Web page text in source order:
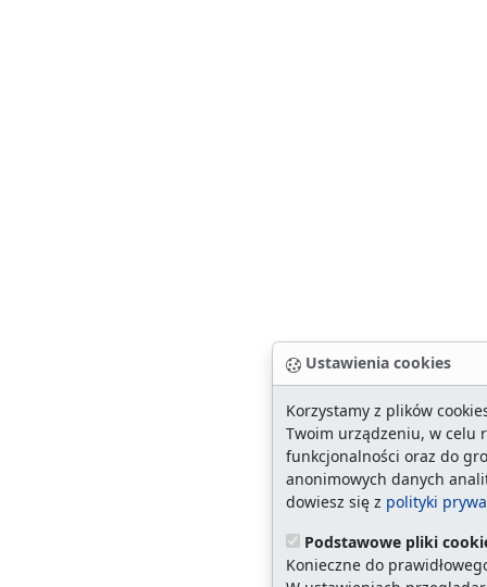
Ustawienia cookies
Korzystamy z plików
Twoim urządzeniu, w celu
funkcjonalności oraz do
anonimowych danych
dowiesz się z polityki
Podstawowe pliki
Konieczne do